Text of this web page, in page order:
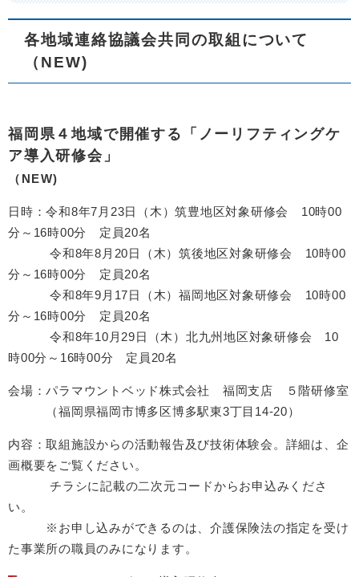
各地域連絡協議会共同の取組について
（NEW)
福岡県４地域で開催する「ノーリフティングケ
ア導入研修会」
（NEW)
日時：令和8年7月23日（木）筑豊地区対象研修会 10時00
分～16時00分 定員20名
令和8年8月20日（木）筑後地区対象研修会 10時00
分～16時00分 定員20名
令和8年9月17日（木）福岡地区対象研修会 10時00
分～16時00分 定員20名
令和8年10月29日（木）北九州地区対象研修会 10
時00分～16時00分 定員20名
会場：パラマウントベッド株式会社 福岡支店 ５階研修室
（福岡県福岡市博多区博多駅東3丁目14-20）
内容：取組施設からの活動報告及び技術体験会。詳細は、企
画概要をご覧ください。
チラシに記載の二次元コードからお申込みくださ
い。
※お申し込みができるのは、介護保険法の指定を受け
た事業所の職員のみになります。